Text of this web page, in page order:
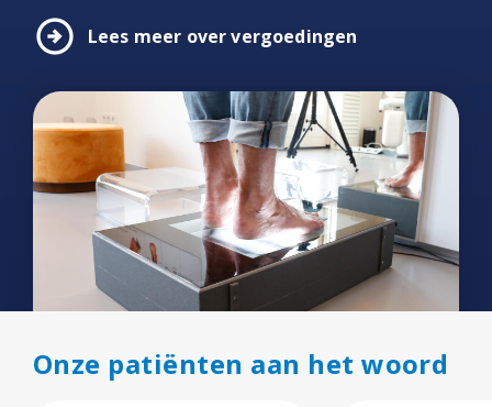
arrow_circle_right Lees meer over vergoedingen
Onze patiënten aan het woord